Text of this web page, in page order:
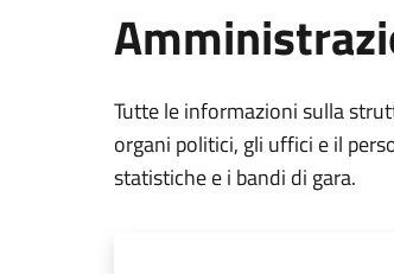
Tutte le informazioni sulla
organi politici, gli uffici e il
statistiche e i bandi di gara.